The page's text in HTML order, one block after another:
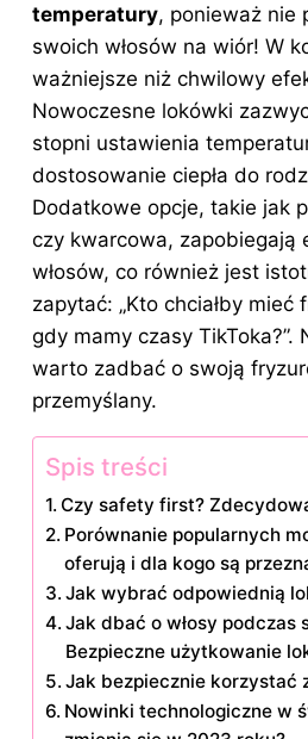
temperatury, ponieważ nie
swoich włosów na wiór! W
ważniejsze niż chwilowy
Nowoczesne lokówki
stopni ustawienia
dostosowanie ciepła do
Dodatkowe opcje, takie jak
czy kwarcowa, zapobiegają
włosów, co również jest
zapytać: „Kto chciałby
gdy mamy czasy TikToka?”.
warto zadbać o swoją
przemyślany.
Spis treści
Czy safety first?
Porównanie popularnych
oferują i dla kogo są
Jak wybrać odpowiednią
Jak dbać o włosy podczas
Bezpieczne użytkowanie
Jak bezpiecznie korzystać
Nowinki technologiczne w